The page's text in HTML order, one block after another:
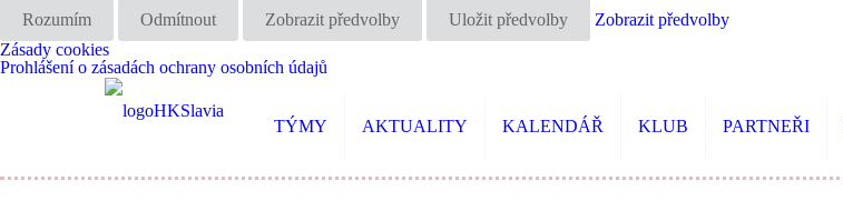
Rozumím
Odmítnout Zobrazit předvolby Uložit předvolby
Zobrazit předvolby
Zásady cookies
Prohlášení o zásadách ochrany osobních údajů
TÝMY AKTUALITY KALENDÁŘ KLUB PARTNEŘI